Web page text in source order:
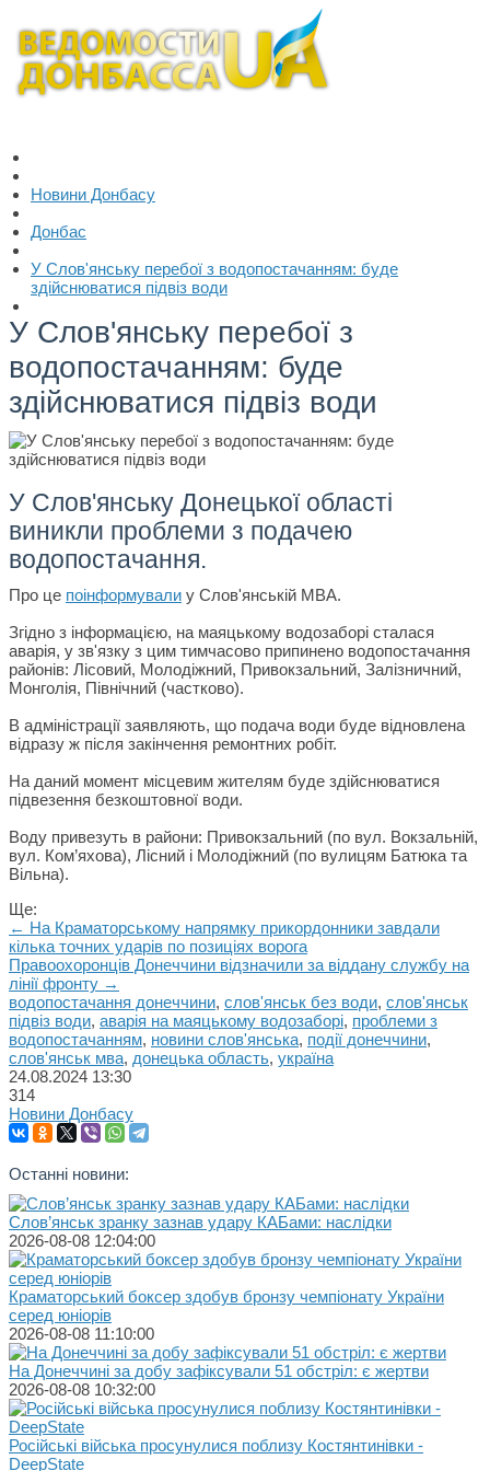
Новини Донбасу
Донбас
У Слов'янську перебої з водопостачанням: буде
здійснюватися підвіз води
У Слов'янську перебої з
водопостачанням: буде
здійснюватися підвіз води
У Слов'янську Донецької області
виникли проблеми з подачею
водопостачання.
Про це поінформували у Слов'янській МВА.
Згідно з інформацією, на маяцькому водозаборі сталася
аварія, у зв'язку з цим тимчасово припинено водопостачання
районів: Лісовий, Молодіжний, Привокзальний, Залізничний,
Монголія, Північний (частково).
В адміністрації заявляють, що подача води буде відновлена
відразу ж після закінчення ремонтних робіт.
На даний момент місцевим жителям буде здійснюватися
підвезення безкоштовної води.
Воду привезуть в райони: Привокзальний (по вул. Вокзальній,
вул. Ком’яхова), Лісний і Молодіжний (по вулицям Батюка та
Вільна).
Ще:
← На Краматорському напрямку прикордонники завдали
кілька точних ударів по позиціях ворога
Правоохоронців Донеччини відзначили за віддану службу на
лінії фронту →
водопостачання донеччини, слов'янськ без води, слов'янськ
підвіз води, аварія на маяцькому водозаборі, проблеми з
водопостачанням, новини слов'янська, події донеччини,
слов'янськ мва, донецька область, україна
24.08.2024 13:30
314
Новини Донбасу
Останні новини:
Слов’янськ зранку зазнав удару КАБами: наслідки
2026-08-08 12:04:00
Краматорський боксер здобув бронзу чемпіонату України
серед юніорів
2026-08-08 11:10:00
На Донеччині за добу зафіксували 51 обстріл: є жертви
2026-08-08 10:32:00
Російські війська просунулися поблизу Костянтинівки -
DeepState